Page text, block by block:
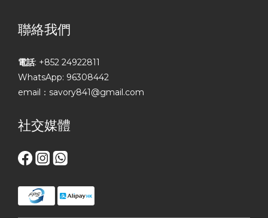
聯絡我們
電話: +852 24922811
WhatsApp: 96308442
email：savory841@gmail.com
社交媒體